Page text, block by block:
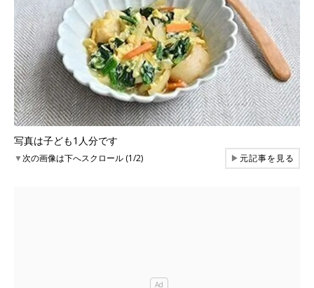
写真は子ども1人分です
▼次の画像は下へスクロール (1/2) ▶元記事を見る